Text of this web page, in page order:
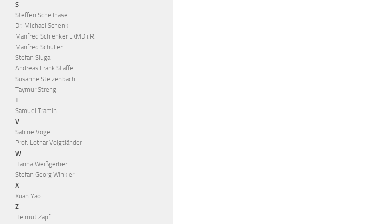
S
Steffen Schellhase
Dr. Michael Schenk
Manfred Schlenker LKMD i.R.
Manfred Schüller
Stefan Sluga
Andreas Frank Staffel
Susanne Stelzenbach
Taymur Streng
T
Samuel Tramin
V
Sabine Vogel
Prof. Lothar Voigtländer
W
Hanna Weißgerber
Stefan Georg Winkler
X
Xuan Yao
Z
Helmut Zapf